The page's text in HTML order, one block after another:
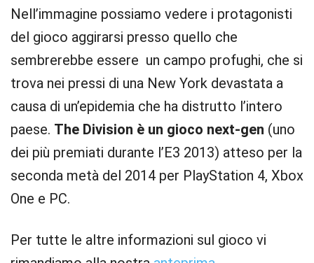
Nell’immagine possiamo vedere i protagonisti
del gioco aggirarsi presso quello che
sembrerebbe essere un campo profughi, che si
trova nei pressi di una New York devastata a
causa di un’epidemia che ha distrutto l’intero
paese. The Division è un gioco next-gen (uno
dei più premiati durante l’E3 2013) atteso per la
seconda metà del 2014 per PlayStation 4, Xbox
One e PC.
Per tutte le altre informazioni sul gioco vi